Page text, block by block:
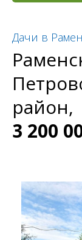
Дачи в
район,
3 200